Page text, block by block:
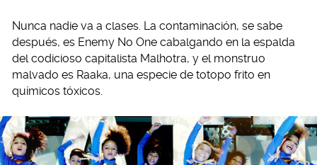
Nunca nadie va a clases. La contaminación, se sabe
después, es Enemy No One cabalgando en la espalda
del codicioso capitalista Malhotra, y el monstruo
malvado es Raaka, una especie de totopo frito en
químicos tóxicos.